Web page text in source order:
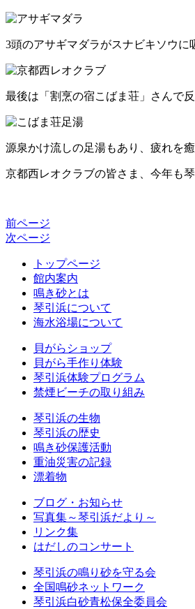
3頭のアサギマダラがスナビキソウ
最後は「割烹の宿こばま荘」さんで
源泉かけ流しの足湯もあり、疲れを
京都西レオクラブの皆さま、今年も
前ページ
次ページ
トップページ
館内案内
鳴き砂とは
琴引浜について
海水浴場について
貝がらショップ
貝がら手作り体験
琴引浜体験プログラム
禁煙ビーチの取り組み
琴引浜の生物
琴引浜の歴史
鳴き砂保護活動
重油災害の記録
漂着物
ブログ・お知らせ
写真集～琴引浜だより～
リンク集
はだしのコンサート
琴引浜の鳴り砂を守る会
全国鳴砂ネットワーク
琴引浜白砂青松保全委員会